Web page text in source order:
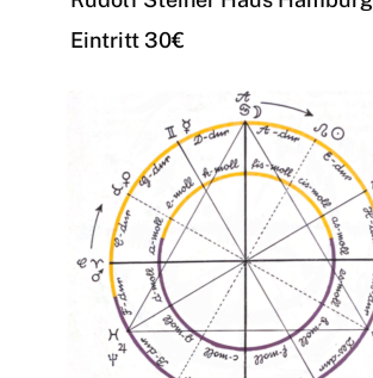
Eintritt 30€